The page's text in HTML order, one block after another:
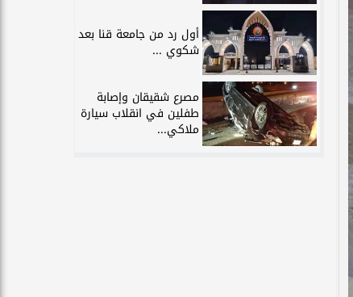
أول رد من جامعة قنا بعد
شكوي ...
مصرع شقيقان وإصابة
طفلين في انقلاب سيارة
ملاكي...